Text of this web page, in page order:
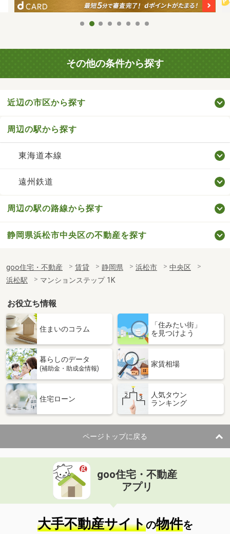
その他の条件から探す
近辺の市区から探す
周辺の駅から探す
東海道本線
遠州鉄道
周辺の駅の路線から探す
静岡県浜松市中央区の不動産を探す
goo住宅・不動産 賃貸 静岡県 浜松市
中央区
浜松駅
マンションステップ 1K
お役立ち情報
住まいのコラム
「住みたい街」
を見つけよう
暮らしのデータ
(補助金・助成金情報)
家賃相場
住宅ローン
人気タウン
ランキング
ページトップに戻る
goo住宅・不動産
アプリ
大手不動産サイトの物件を